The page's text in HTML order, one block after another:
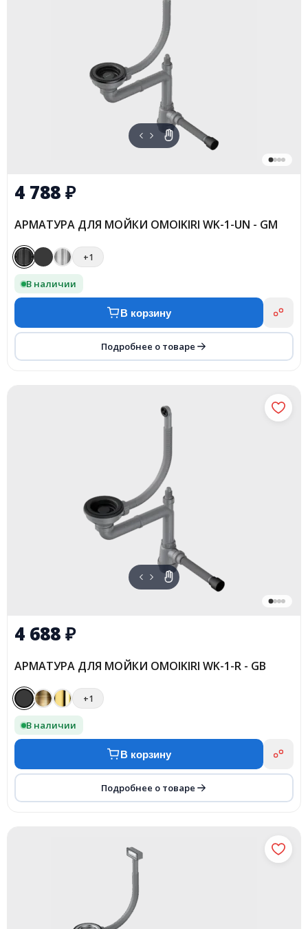
4 788₽
АРМАТУРА ДЛЯ МОЙКИ OMOIKIRI WK-1-UN - GM
+1
В наличии
В корзину
Подробнее о товаре
4 688₽
АРМАТУРА ДЛЯ МОЙКИ OMOIKIRI WK-1-R - GB
+1
В наличии
В корзину
Подробнее о товаре